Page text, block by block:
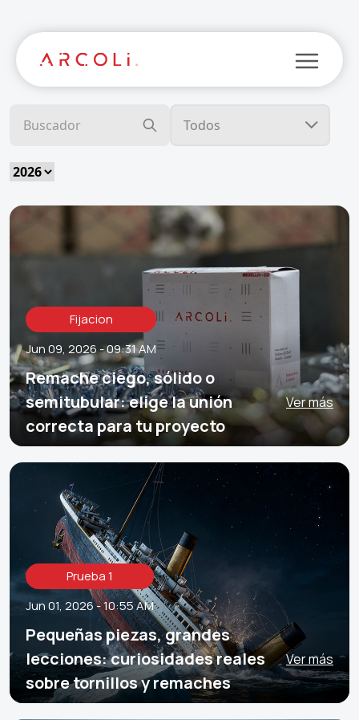
Fijacion
Jun 09, 2026 - 09:31 AM
Remache ciego, sólido o
semitubular: elige la unión
correcta para tu proyecto
Ver más
Prueba 1
Jun 01, 2026 - 10:55 AM
Pequeñas piezas, grandes
lecciones: curiosidades reales
sobre tornillos y remaches
Ver más